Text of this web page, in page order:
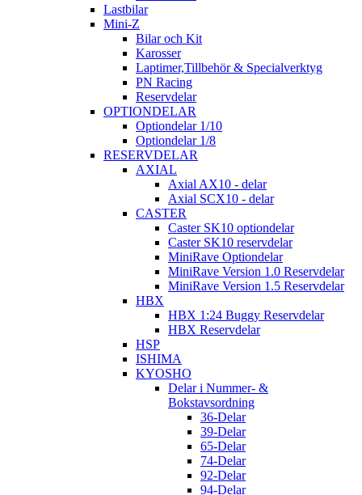
Lastbilar
Mini-Z
Bilar och Kit
Karosser
Laptimer,Tillbehör & Specialverktyg
PN Racing
Reservdelar
OPTIONDELAR
Optiondelar 1/10
Optiondelar 1/8
RESERVDELAR
AXIAL
Axial AX10 - delar
Axial SCX10 - delar
CASTER
Caster SK10 optiondelar
Caster SK10 reservdelar
MiniRave Optiondelar
MiniRave Version 1.0 Reservdelar
MiniRave Version 1.5 Reservdelar
HBX
HBX 1:24 Buggy Reservdelar
HBX Reservdelar
HSP
ISHIMA
KYOSHO
Delar i Nummer- &
Bokstavsordning
36-Delar
39-Delar
65-Delar
74-Delar
92-Delar
94-Delar